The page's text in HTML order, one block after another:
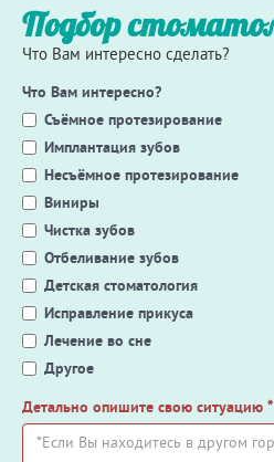
Подбор
Что Вам интересно сделать?
Что Вам интересно?
Съёмное протезирование
Имплантация зубов
Несъёмное протезирование
Виниры
Чистка зубов
Отбеливание зубов
Детская стоматология
Исправление прикуса
Лечение во сне
Другое
Детально опишите свою ситуацию *